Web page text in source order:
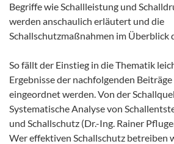
Begriffe wie Schallleistung und
werden anschaulich erläutert und die
Schallschutzmaßnahmen im Überblick
So fällt der Einstieg in die Thematik
Ergebnisse der nachfolgenden
eingeordnet werden. Von der
Systematische Analyse von
und Schallschutz (Dr.-Ing. Rainer
Wer effektiven Schallschutz betreiben